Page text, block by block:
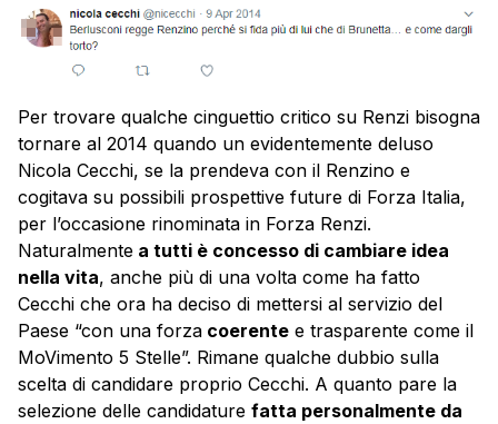
Per trovare qualche cinguettio critico su Renzi bisogna
tornare al 2014 quando un evidentemente deluso
Nicola Cecchi, se la prendeva con il Renzino e
cogitava su possibili prospettive future di Forza Italia,
per l’occasione rinominata in Forza Renzi.
Naturalmente a tutti è concesso di cambiare idea
nella vita, anche più di una volta come ha fatto
Cecchi che ora ha deciso di mettersi al servizio del
Paese “con una forza coerente e trasparente come il
MoVimento 5 Stelle”. Rimane qualche dubbio sulla
scelta di candidare proprio Cecchi. A quanto pare la
selezione delle candidature fatta personalmente da